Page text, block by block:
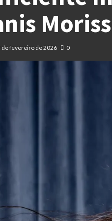
de fevereiro de 2026 0